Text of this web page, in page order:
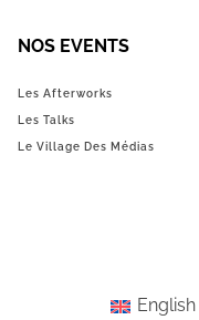
NOS EVENTS
Les Afterworks
Les Talks
Le Village Des Médias
English